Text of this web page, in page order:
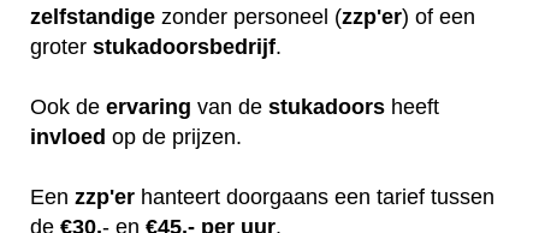
zelfstandige zonder personeel (zzp'er) of een
groter stukadoorsbedrijf.
Ook de ervaring van de stukadoors heeft
invloed op de prijzen.
Een zzp'er hanteert doorgaans een tarief tussen
de €30,- en €45,- per uur.